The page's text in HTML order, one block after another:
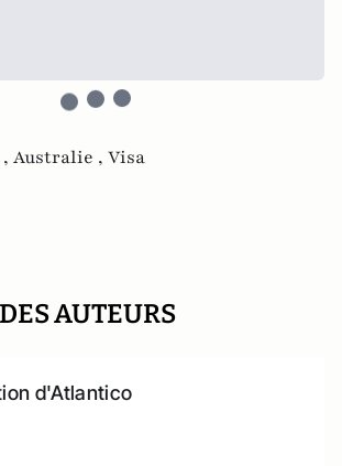
Australie , Visa
AUTEURS
d'Atlantico